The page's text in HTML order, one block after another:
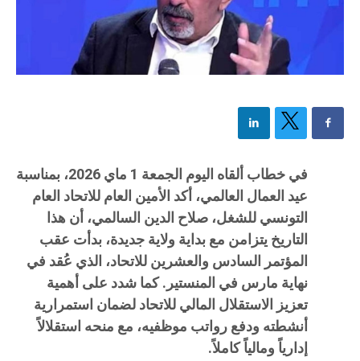
في خطاب ألقاه اليوم الجمعة 1 ماي 2026، بمناسبة
عيد العمال العالمي، أكد الأمين العام للاتحاد العام
التونسي للشغل، صلاح الدين السالمي، أن هذا
التاريخ يتزامن مع بداية ولاية جديدة، بدأت عقب
المؤتمر السادس والعشرين للاتحاد، الذي عُقد في
نهاية مارس في المنستير. كما شدد على أهمية
تعزيز الاستقلال المالي للاتحاد لضمان استمرارية
أنشطته ودفع رواتب موظفيه، مع منحه استقلالاً
إدارياً ومالياً كاملاً.